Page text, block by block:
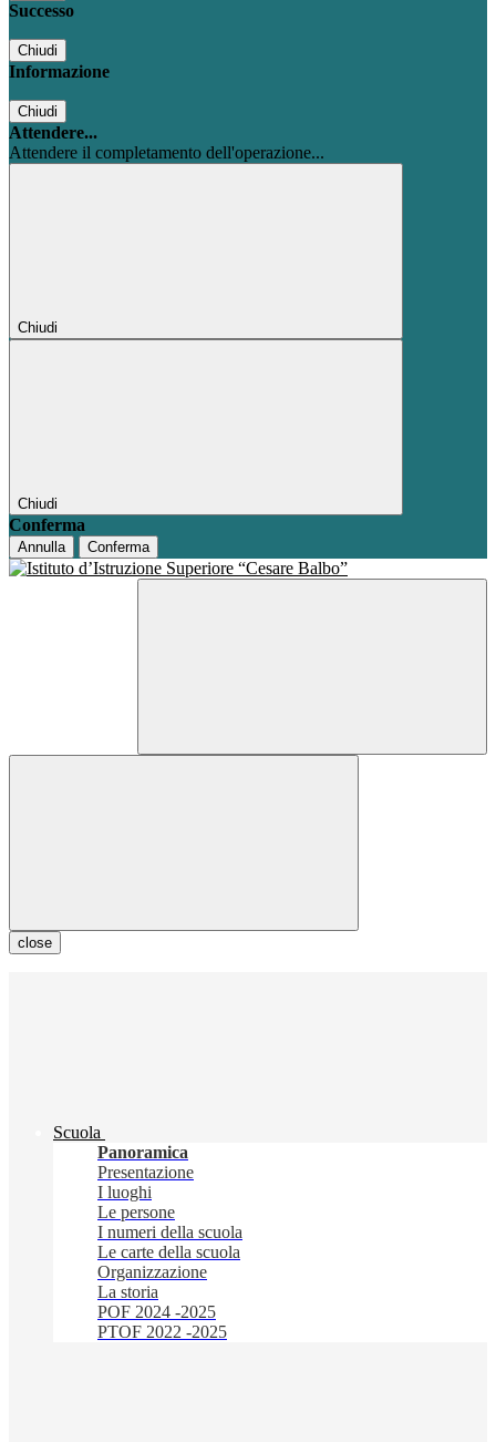
Successo
Chiudi
Informazione
Chiudi
Attendere...
Attendere il completamento dell'operazione...
Chiudi
Chiudi
Conferma
Annulla Conferma
close
Scuola
Panoramica
Presentazione
I luoghi
Le persone
I numeri della scuola
Le carte della scuola
Organizzazione
La storia
POF 2024 -2025
PTOF 2022 -2025